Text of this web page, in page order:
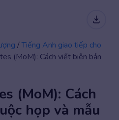
/Tiếng Anh giao tiếp cho
(MoM): Cách viết biên bản
(MoM): Cách
họp và mẫu